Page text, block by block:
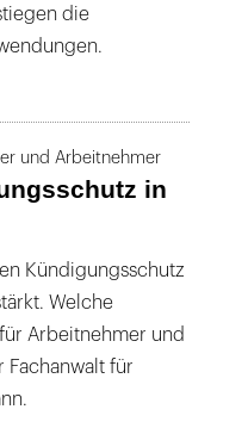
die
und Arbeitnehmer
in
Kündigungsschutz
Welche
Arbeitnehmer und
Fachanwalt für